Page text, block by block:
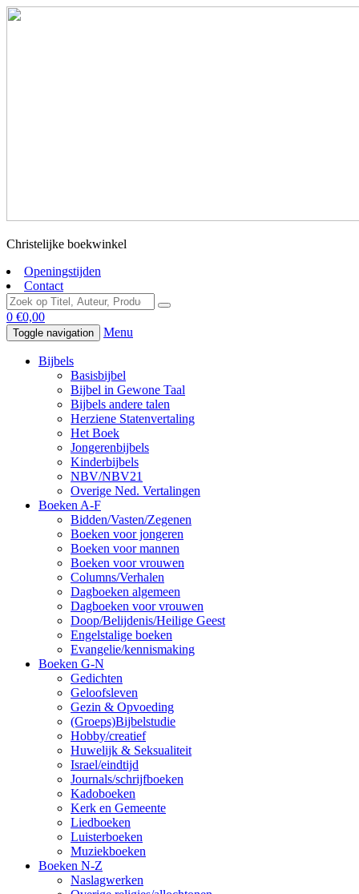
Christelijke boekwinkel
Openingstijden
Contact
0 €0,00
Toggle navigation Menu
Bijbels
Basisbijbel
Bijbel in Gewone Taal
Bijbels andere talen
Herziene Statenvertaling
Het Boek
Jongerenbijbels
Kinderbijbels
NBV/NBV21
Overige Ned. Vertalingen
Boeken A-F
Bidden/Vasten/Zegenen
Boeken voor jongeren
Boeken voor mannen
Boeken voor vrouwen
Columns/Verhalen
Dagboeken algemeen
Dagboeken voor vrouwen
Doop/Belijdenis/Heilige Geest
Engelstalige boeken
Evangelie/kennismaking
Boeken G-N
Gedichten
Geloofsleven
Gezin & Opvoeding
(Groeps)Bijbelstudie
Hobby/creatief
Huwelijk & Seksualiteit
Israel/eindtijd
Journals/schrijfboeken
Kadoboeken
Kerk en Gemeente
Liedboeken
Luisterboeken
Muziekboeken
Boeken N-Z
Naslagwerken